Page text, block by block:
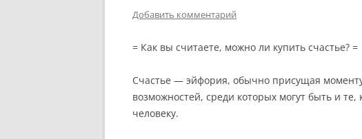
Добавить комментарий
= Как вы считаете, можно ли купить счастье? =
Счастье — эйфория, обычно присущая
возможностей, среди которых могут быть и
человеку.